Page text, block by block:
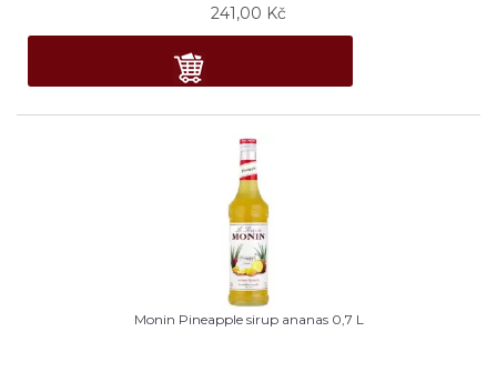
241,00 Kč
Monin Pineapple sirup ananas 0,7 L